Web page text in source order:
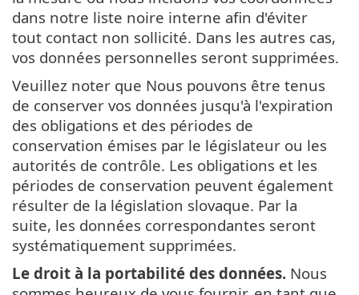
dans notre liste noire interne afin d'éviter
tout contact non sollicité. Dans les autres cas,
vos données personnelles seront supprimées.
Veuillez noter que Nous pouvons être tenus
de conserver vos données jusqu'à l'expiration
des obligations et des périodes de
conservation émises par le législateur ou les
autorités de contrôle. Les obligations et les
périodes de conservation peuvent également
résulter de la législation slovaque. Par la
suite, les données correspondantes seront
systématiquement supprimées.
Le droit à la portabilité des données. Nous